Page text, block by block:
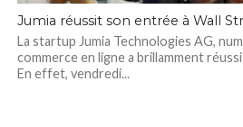
Jumia réussit son entrée à Wall
La startup Jumia Technologies AG,
commerce en ligne a brillamment
En effet, vendredi...